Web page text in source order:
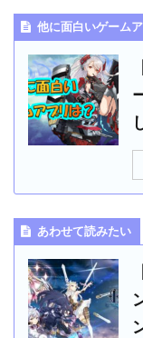
他に面白いゲーム
あわせて読みたい